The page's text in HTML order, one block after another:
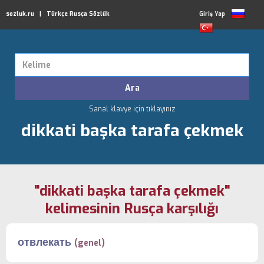
sozluk.ru | Türkçe Rusça Sözlük Giriş Yap
Sanal klavye için tıklayınız
dikkati başka tarafa çekmek
"dikkati başka tarafa çekmek"
kelimesinin Rusça karşılığı
отвлекать (genel)